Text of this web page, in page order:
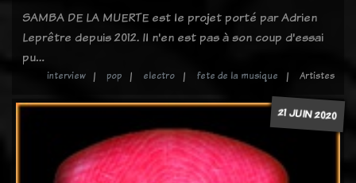
SAMBA DE LA MUERTE est le projet porté par Adrien
Leprêtre depuis 2012. Il n'en est pas à son coup d'essai
pu…
interview pop electro fete de la musique Artistes
21 JUIN 2020